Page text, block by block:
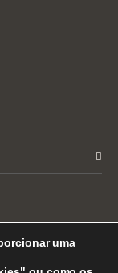
Subs
Todos os
uma